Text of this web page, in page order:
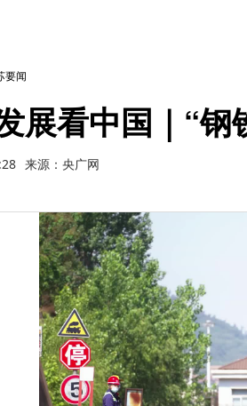
要闻
展看中国｜“
来源：央广网